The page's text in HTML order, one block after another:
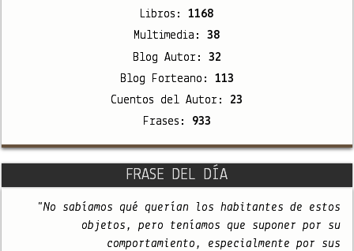
Libros:1168
Multimedia:38
Blog Autor: 32
Blog Forteano: 113
Cuentos del Autor: 23
Frases: 933
FRASE DEL DÍA
"No sabíamos qué querían los habitantes de estos
objetos, pero teníamos que suponer por su
comportamiento, especialmente por sus